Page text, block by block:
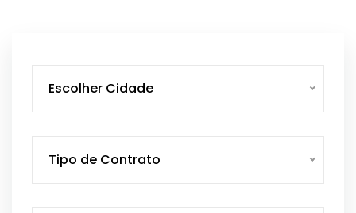
Escolher Cidade
Tipo de Contrato